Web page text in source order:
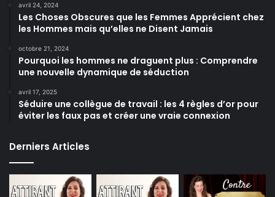
avril 24, 2024
Les Choses Obscures que les Femmes Apprécient chez
les Hommes mais qu’elles ne Disent Jamais
octobre 21, 2024
Pourquoi les hommes ne draguent plus : Comprendre
une nouvelle dynamique de séduction
avril 17, 2025
Séduire une collègue de travail : les 4 règles d’or pour
éviter les faux pas et créer une vraie connexion
Derniers Articles